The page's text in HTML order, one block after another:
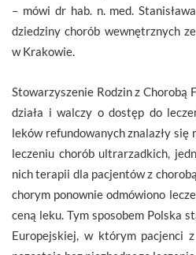
– mówi dr hab. n. med.
dziedziny chorób wewnętrznych
w Krakowie.
Stowarzyszenie Rodzin z Chorobą
działa i walczy o dostęp do
leków refundowanych znalazły
leczeniu chorób ultrarzadkich,
nich terapii dla pacjentów z
chorym ponownie odmówiono
ceną leku. Tym sposobem Polska
Europejskiej, w którym pacjenci